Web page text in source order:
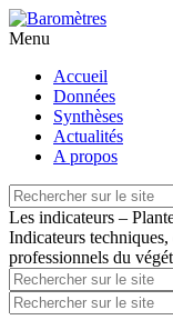
Menu
contenu
principal
Accueil
Données
Synthèses
Actualités
A propos
Recherche
pour
Les indicateurs –
Indicateurs
professionnels du
Recherche
pour
Recherche
pour